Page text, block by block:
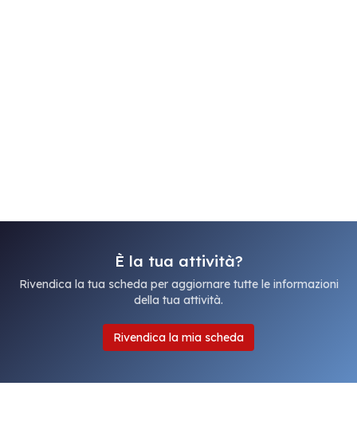
È la tua attività?
Rivendica la tua scheda per aggiornare tutte le informazioni
della tua attività.
Rivendica la mia scheda